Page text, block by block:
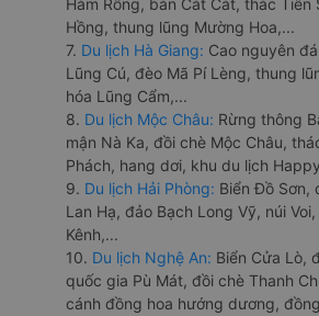
Hàm Rồng, bản Cát Cát, thác Tiên
Hồng, thung lũng Mường Hoa,...
7. Du lịch Hà Giang: Cao nguyên
Lũng Cú, đèo Mã Pí Lèng, thung
hóa Lũng Cẩm,...
8. Du lịch Mộc Châu: Rừng thông
mận Nà Ka, đồi chè Mộc Châu,
Phách, hang dơi, khu du lịch
9. Du lịch Hải Phòng: Biển Đồ Sơn,
Lan Hạ, đảo Bạch Long Vỹ, núi
Kênh,...
10. Du lịch Nghệ An: Biển Cửa Lò,
quốc gia Pù Mát, đồi chè Thanh
cánh đồng hoa hướng dương,